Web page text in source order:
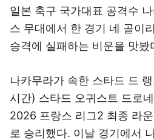
일본 축구 국가대표 공격수
스 무대에서 한 경기 네 골이
승격에 실패하는 비운을 맛봤
나카무라가 속한 스타드 드
시간) 스타드 오귀스트 드로
2026 프랑스 리그2 최종 라
로 승리했다. 이날 경기에서